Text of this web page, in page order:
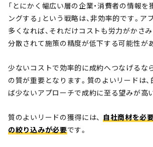
「とにかく幅広い層の企業・消費者の情報
ングする」という戦略は、非効率的です。
多くなれば、それだけコストも労力がかさ
分散されて施策の精度が低下する可能性が
少ないコストで効率的に成約へつなげるな
の質が重要となります。質のよいリードは
ば少ないアプローチで成約に至る望みが高
質のよいリードの獲得には、 自社商材を必
の絞り込みが必要です。